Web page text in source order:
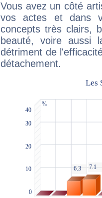
Vous avez un côté
vos actes et dans
concepts très clairs,
beauté, voire aussi
détriment de
détachement.